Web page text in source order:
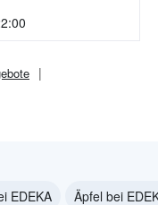
EDEKA Äpfel bei